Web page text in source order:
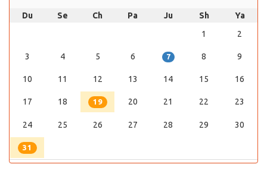
Du Se Ch Pa Ju Sh
Ya
1
2
3 4 5 6 7 8 9
10 11 12 13 14 15 16
17 18 19 20 21 22 23
24 25 26 27 28 29 30
31